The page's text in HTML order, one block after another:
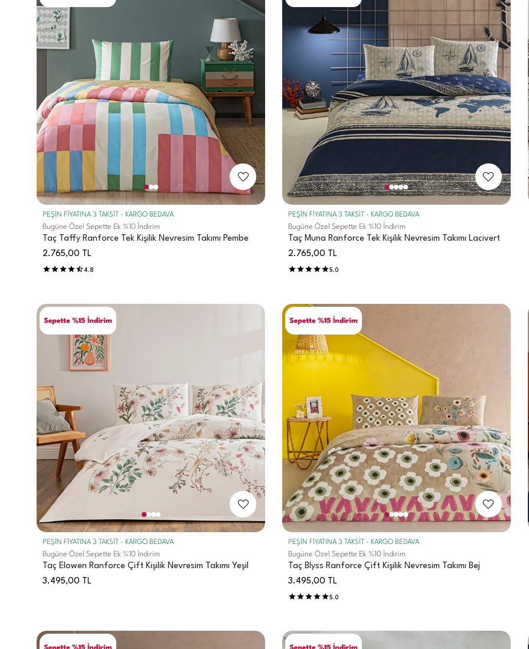
PEŞİN FİYATINA 3 TAKSİT - KARGO BEDAVA
Bugüne Özel Sepette Ek %10 İndirim
Taç Taffy Ranforce Tek Kişilik Nevresim Takımı Pembe
2.765,00
TL
4.8
PEŞİN FİYATINA 3 TAKSİT - KARGO BEDAVA
Bugüne Özel Sepette Ek %10 İndirim
Taç Muna Ranforce Tek Kişilik Nevresim Takımı Lacivert
2.765,00
TL
5.0
PEŞİN FİYATINA 3 TAKSİT - KARGO BEDAVA
Bugüne Özel Sepette Ek %10 İndirim
Taç Elowen Ranforce Çift Kişilik Nevresim Takımı Yeşil
3.495,00 TL
PEŞİN FİYATINA 3 TAKSİT - KARGO BEDAVA
Bugüne Özel Sepette Ek %10 İndirim
Taç Blyss Ranforce Çift Kişilik Nevresim Takımı Bej
3.495,00 TL
5.0